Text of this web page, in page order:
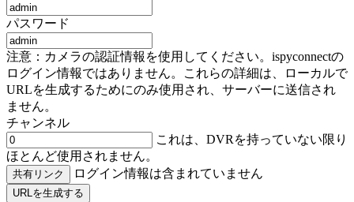
パスワード
注意：カメラの認証情報を使用してください。ispyconnectの
ログイン情報ではありません。これらの詳細は、ローカルで
URLを生成するためにのみ使用され、サーバーに送信され
ません。
チャンネル
これは、DVRを持っていない限り
ほとんど使用されません。
共有リンク ログイン情報は含まれていません
URLを生成する